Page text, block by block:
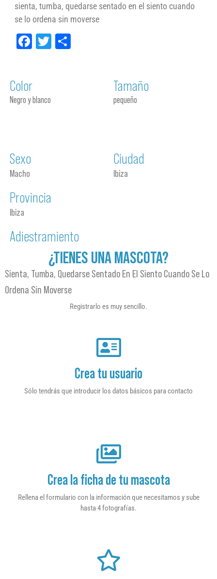
sienta, tumba, quedarse sentado en el siento cuando
se lo ordena sin moverse
Facebook
Twitter
Color
Negro y blanco
Tamaño
pequeño
Sexo
Macho
Ciudad
Ibiza
Provincia
Ibiza
Adiestramiento
¿TIENES UNA MASCOTA?
Sienta, Tumba, Quedarse Sentado En El Siento Cuando Se Lo
Ordena Sin Moverse
Registrarlo es muy sencillo.
Crea tu usuario
Sólo tendrás que introducir los datos básicos para contacto
Crea la ficha de tu mascota
Rellena el formulario con la información que necesitamos y sube
hasta 4 fotografías.